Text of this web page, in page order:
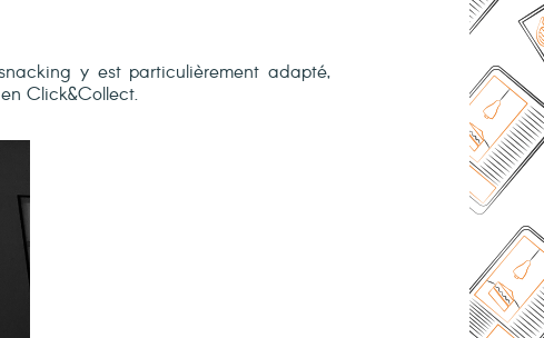
y est particulièrement adapté,
Click&Collect.